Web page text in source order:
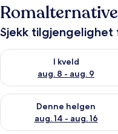
Sjekk tilgjengelighet
I kveld
aug. 8 - aug. 9
Sjekk tilgjengelighet for i
Denne helgen
aug. 14 - aug. 16
Sjekk tilgjengelighet for